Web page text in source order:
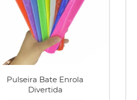
Pulseira Bate Enrola
Divertida